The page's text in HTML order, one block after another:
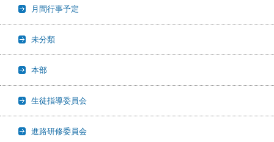
月間行事予定
未分類
本部
生徒指導委員会
進路研修委員会